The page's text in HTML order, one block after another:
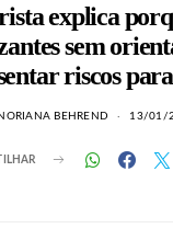
explica
sem
riscos
BEHREND 13/01/